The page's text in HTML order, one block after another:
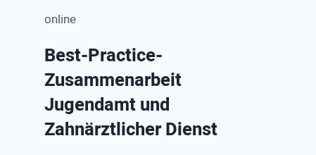
online
Best-Practice-
Zusammenarbeit
Jugendamt und
Zahnärztlicher Dienst